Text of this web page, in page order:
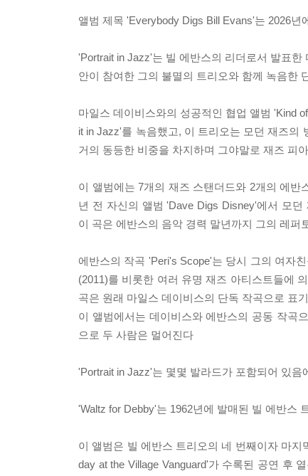
앨범 제목 'Everybody Digs Bill Evans'는 2026
'Portrait in Jazz'는 빌 에반스의 리더로서 발표
안이 참여한 그의 불멸의 트리오와 함께 녹음한
마일스 데이비스와의 성공적인 협업 앨범 'Kind
it in Jazz'를 녹음했고, 이 트리오는 모던 재즈의
거의 동등한 비중을 차지하며 그야말로 재즈 피
이 앨범에는 7개의 재즈 스탠더드와 2개의 에
년 전 자신의 앨범 'Dave Digs Disney'에서 모
이 곡은 에반스의 음악 경력 말년까지 그의 레퍼
에반스의 작곡 'Peri's Scope'는 당시 그의 여자
(2011)를 비롯한 여러 유명 재즈 아티스트들에
곡은 원래 마일스 데이비스의 단독 작곡으로 표
이 앨범에서는 데이비스와 에반스의 공동 작곡
으로 두 사람은 멀어진다
'Portrait in Jazz'는 몇몇 발라드가 포함되어 있
'Waltz for Debby'는 1962년에 발매된 빌 에반스
이 앨범은 빌 에반스 트리오의 네 번째이자 마
day at the Village Vanguard'가 수록된 공연 후